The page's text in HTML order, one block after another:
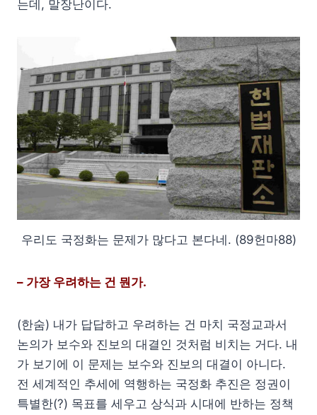
는데, 말장난이다.
우리도 국정화는 문제가 많다고 본다네. (89헌마88)
– 가장 우려하는 건 뭔가.
(한숨) 내가 답답하고 우려하는 건 마치 국정교과서
논의가 보수와 진보의 대결인 것처럼 비치는 거다. 내
가 보기에 이 문제는 보수와 진보의 대결이 아니다.
전 세계적인 추세에 역행하는 국정화 추진은 정권이
특별한(?) 목표를 세우고 상식과 시대에 반하는 정책